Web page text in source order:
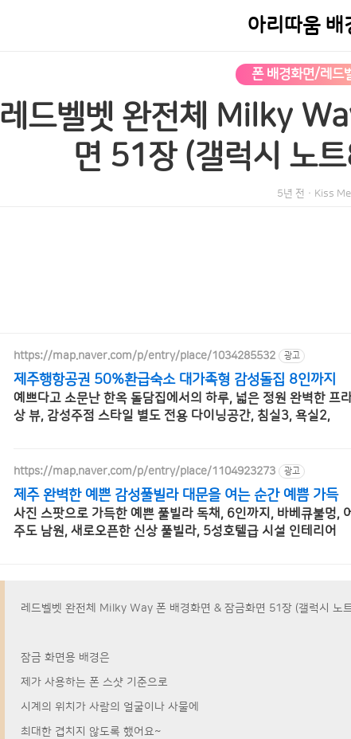
아리따움 배
폰 배경화면/레드
레드벨벳 완전체 Milky
면 51장 (갤럭시 노
5년 전 · Kiss
https://map.naver.com/p/entry/place/1034285532 광고
제주행항공권 50%환급숙소 대가족형 감성돌집 8인까지
예쁘다고 소문난 한옥 돌담집에서의 하루, 넓은 정원 완벽한 프
상 뷰, 감성주점 스타일 별도 전용 다이닝공간, 침실3, 욕실2,
https://map.naver.com/p/entry/place/1104923273 광고
제주 완벽한 예쁜 감성풀빌라 대문을 여는 순간 예쁨 가득
사진 스팟으로 가득한 예쁜 풀빌라 독채, 6인까지, 바베큐불멍,
주도 남원, 새로오픈한 신상 풀빌라, 5성호텔급 시설 인테리어
레드벨벳 완전체 Milky Way 폰 배경화면 & 잠금화면 51장 (갤럭시 노
잠금 화면용 배경은
제가 사용하는 폰 스샷 기준으로
시계의 위치가 사람의 얼굴이나 사물에
최대한 겹치지 않도록 했어요~